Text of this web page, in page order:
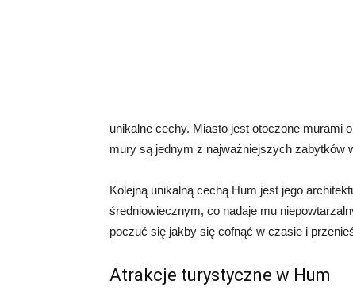
unikalne cechy. Miasto jest otoczone murami
mury są jednym z najważniejszych zabytków
Kolejną unikalną cechą Hum jest jego
średniowiecznym, co nadaje mu
poczuć się jakby się cofnąć w czasie i
Atrakcje turystyczne w Hum